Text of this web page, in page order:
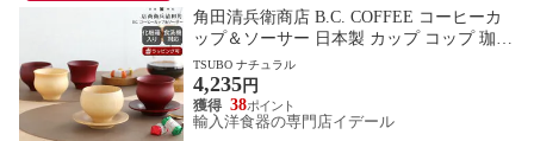
角田清兵衛商店 B.C. COFFEE コーヒーカ
ップ＆ソーサー 日本製 カップ コップ 珈琲
食洗機対応 ギフト 結婚祝い プレゼント 贈
り物 【食器 カトラリー】【ギフト】
TSUBO ナチュラル
4,235円
38
輸入洋食器の専門店イデール